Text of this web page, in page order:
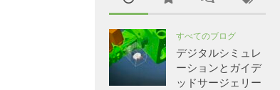
すべてのブログ
デジタルシミュレ
ーションとガイデ
ッドサージェリー